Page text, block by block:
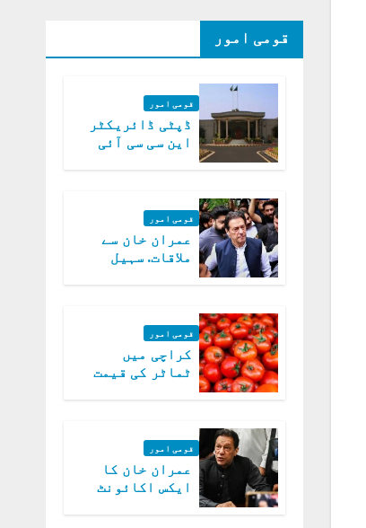
قومی امور
قومی امور
ڈپٹی ڈائریکٹر
این سی سی آئی
قومی امور
عمران خان سے
ملاقات. سہیل
قومی امور
کراچی میں
ٹماٹر کی قیمت
قومی امور
عمران خان کا
ایکس اکائونٹ